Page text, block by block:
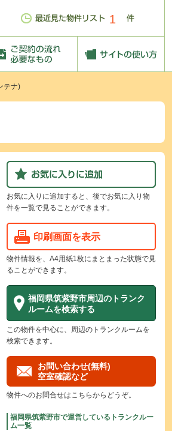
1
テナ)
お気に入りに追加すると、後でお気に入り物
件を一覧で見ることができます。
印刷画面を表示
物件情報を、A4用紙1枚にまとまった状態で見
ることができます。
福岡県筑紫野市周辺のトランク
ルームを検索する
この物件を中心に、周辺のトランクルームを
検索できます。
お問い合わせ(無料)
空室確認など
物件へのお問合せはこちらからどうぞ。
福岡県筑紫野市で運営しているトランクルー
ム一覧